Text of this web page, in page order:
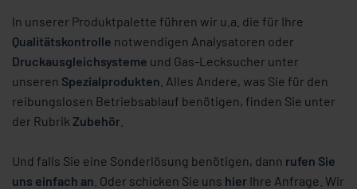
In unserer Produktpalette führen wir u.a. die für Ihre
Qualitätskontrolle notwendigen Analysatoren oder
Druckausgleichsysteme und Gas-Lecksucher unter
unseren Spezialprodukten . Alles Andere, was Sie für den
reibungslosen Betriebsablauf benötigen, finden Sie unter
der Rubrik Zubehör
Und falls Sie eine Sonderlösung benötigen, dann rufen Sie
uns einfach an . Oder schicken Sie uns hier Ihre Anfrage. Wir